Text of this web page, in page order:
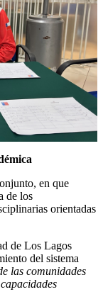
en que
de los
orientadas
de Los Lagos
del sistema
las comunidades